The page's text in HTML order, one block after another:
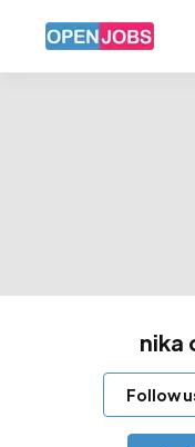
nika
Follow